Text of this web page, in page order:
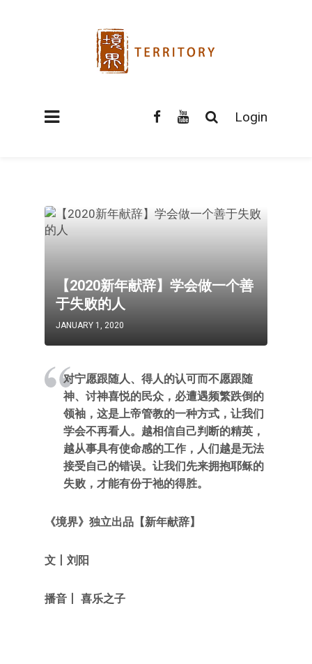
Login
【2020新年献辞】学会做一个善
于失败的人
JANUARY 1, 2020
对宁愿跟随人、得人的认可而不愿跟随
神、讨神喜悦的民众，必遭遇频繁跌倒的
领袖，这是上帝管教的一种方式，让我们
学会不再看人。越相信自己判断的精英，
越从事具有使命感的工作，人们越是无法
接受自己的错误。让我们先来拥抱耶稣的
失败，才能有份于祂的得胜。
《境界》独立出品【新年献辞】
文丨刘阳
播音丨 喜乐之子